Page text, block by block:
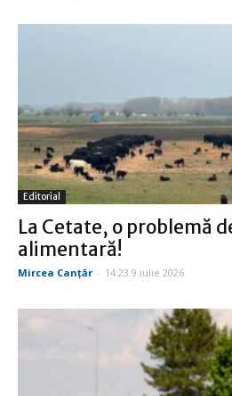
Editorial
La Cetate, o problemă
alimentară!
Mircea Canţăr - 14:23 9 iulie 2026